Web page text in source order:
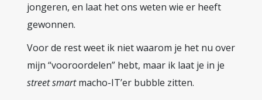
jongeren, en laat het ons weten wie er heeft
gewonnen.
Voor de rest weet ik niet waarom je het nu over
mijn “vooroordelen” hebt, maar ik laat je in je
street smartmacho-IT’er bubble zitten.